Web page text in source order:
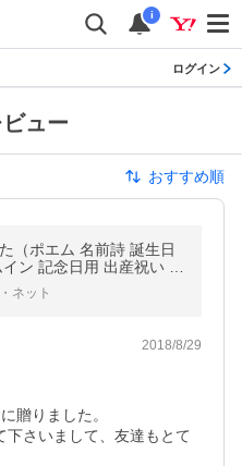
i
ログイン
ュー
おすすめ順
（ポエム 名前詩 誕生日
ン 記念日用 出産祝い 両
喜寿祝い 送別会 お名
ネット
2018/8/29
贈りました。
下さいまして、友達もとて